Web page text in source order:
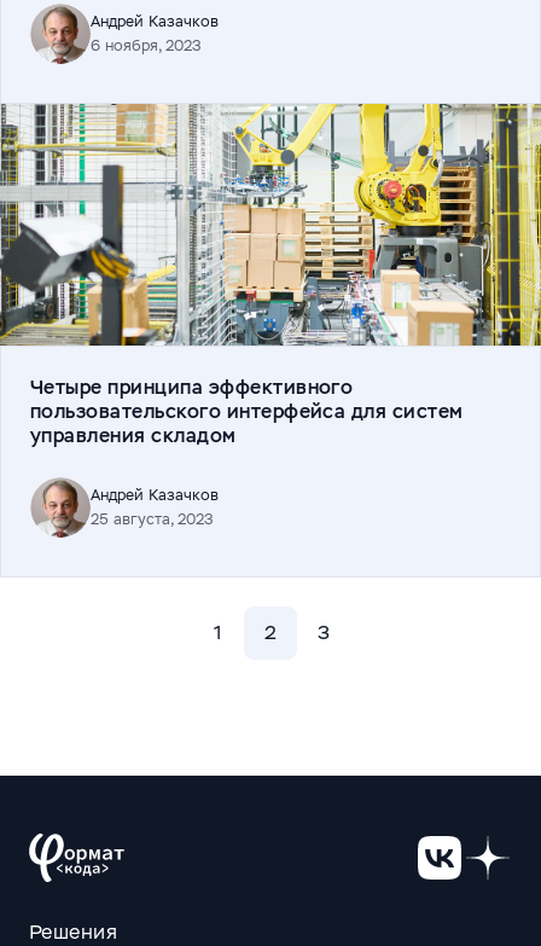
Андрей Казачков
6 ноября, 2023
Четыре принципа эффективного
пользовательского интерфейса для систем
управления складом
Андрей Казачков
25 августа, 2023
1 2 3
Решения